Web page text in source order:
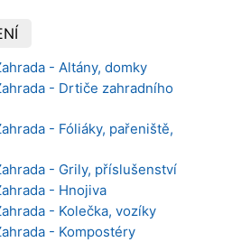
- Altány, domky
- Drtiče zahradního
- Fóliáky, pařeniště,
- Grily, příslušenství
- Hnojiva
- Kolečka, vozíky
- Kompostéry